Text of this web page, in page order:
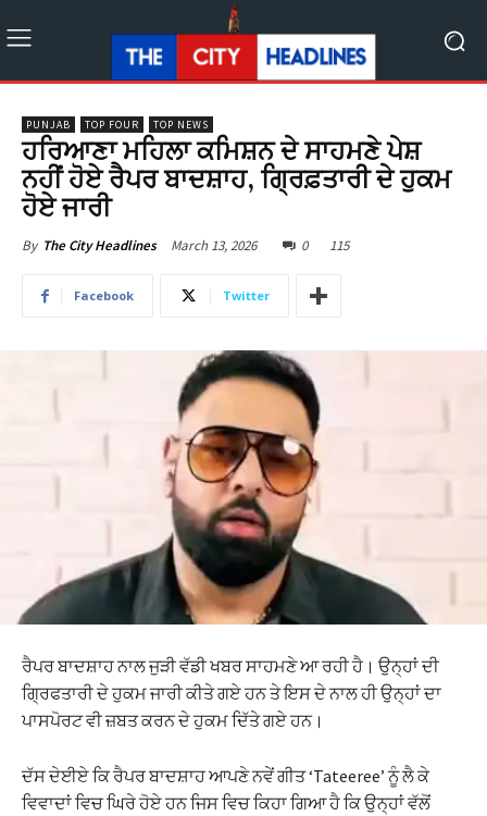
PUNJAB TOP FOUR TOP NEWS
ਹਰਿਆਣਾ ਮਹਿਲਾ ਕਮਿਸ਼ਨ ਦੇ ਸਾਹਮਣੇ ਪੇਸ਼
ਨਹੀਂ ਹੋਏ ਰੈਪਰ ਬਾਦਸ਼ਾਹ, ਗ੍ਰਿਫ਼ਤਾਰੀ ਦੇ ਹੁਕਮ
ਹੋਏ ਜਾਰੀ
By The City Headlines March 13, 2026 0 115
Facebook Twitter
ਰੈਪਰ ਬਾਦਸ਼ਾਹ ਨਾਲ ਜੁੜੀ ਵੱਡੀ ਖਬਰ ਸਾਹਮਣੇ ਆ ਰਹੀ ਹੈ। ਉਨ੍ਹਾਂ ਦੀ
ਗ੍ਰਿਫਤਾਰੀ ਦੇ ਹੁਕਮ ਜਾਰੀ ਕੀਤੇ ਗਏ ਹਨ ਤੇ ਇਸ ਦੇ ਨਾਲ ਹੀ ਉਨ੍ਹਾਂ ਦਾ
ਪਾਸਪੋਰਟ ਵੀ ਜ਼ਬਤ ਕਰਨ ਦੇ ਹੁਕਮ ਦਿੱਤੇ ਗਏ ਹਨ।
ਦੱਸ ਦੇਈਏ ਕਿ ਰੈਪਰ ਬਾਦਸ਼ਾਹ ਆਪਣੇ ਨਵੇਂ ਗੀਤ ‘Tateeree’ ਨੂੰ ਲੈ ਕੇ
ਵਿਵਾਦਾਂ ਵਿਚ ਘਿਰੇ ਹੋਏ ਹਨ ਜਿਸ ਵਿਚ ਕਿਹਾ ਗਿਆ ਹੈ ਕਿ ਉਨ੍ਹਾਂ ਵੱਲੋਂ